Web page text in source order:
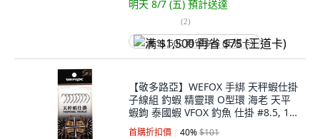
明天 8/7 (五) 預計送達
(2)
满 $1,500 再省 $75 (王道卡)
【敬多路亞】WEFOX 手綁 天秤蝦仕掛
子線組 釣蝦 精靈環 O型環 海老 天平
蝦鉤 泰國蝦 VFOX 釣魚 仕掛 #8.5, 1
包, 1入
首購折扣價 40%$101